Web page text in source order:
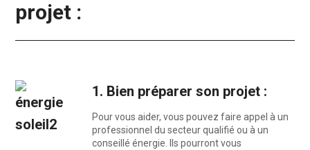
projet :
1. Bien préparer son projet :
Pour vous aider, vous pouvez faire appel à un
professionnel du secteur qualifié ou à un
conseillé énergie. Ils pourront vous